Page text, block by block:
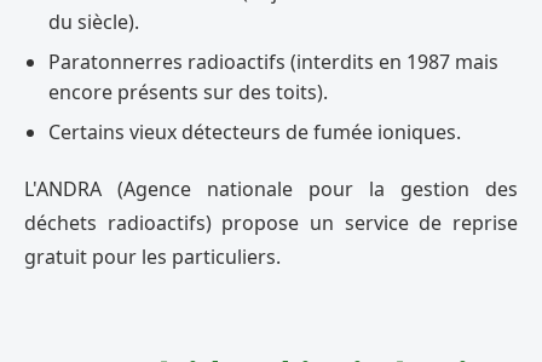
du siècle).
Paratonnerres radioactifs (interdits en 1987 mais
encore présents sur des toits).
Certains vieux détecteurs de fumée ioniques.
L'ANDRA (Agence nationale pour la gestion des
déchets radioactifs) propose un service de reprise
gratuit pour les particuliers.